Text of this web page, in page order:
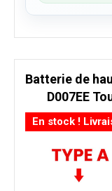
Batterie de
D007EE
En stock !